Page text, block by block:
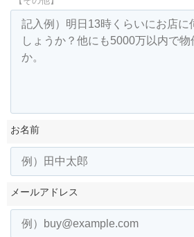
お名前
メールアドレス